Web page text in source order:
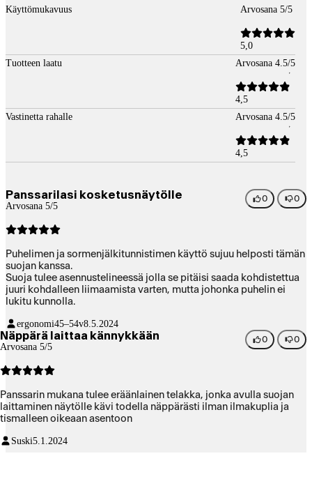
Käyttömukavuus Arvosana 5/5
5,0
Tuotteen laatu
Arvosana 4.5/5
4,5
Vastinetta rahalle
Arvosana 4.5/5
4,5
Panssarilasi kosketusnäytölle
Arvosana 5/5
0 0
Puhelimen ja sormenjälkitunnistimen käyttö sujuu helposti tämän
suojan kanssa.
Suoja tulee asennustelineessä jolla se pitäisi saada kohdistettua
juuri kohdalleen liimaamista varten, mutta johonka puhelin ei
lukitu kunnolla.
ergonomi45–54v8.5.2024
Näppärä laittaa kännykkään
Arvosana 5/5
0 0
Panssarin mukana tulee eräänlainen telakka, jonka avulla suojan
laittaminen näytölle kävi todella näppärästi ilman ilmakuplia ja
tismalleen oikeaan asentoon
Suski5.1.2024